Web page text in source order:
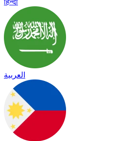
हिन्दी
العربية